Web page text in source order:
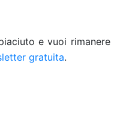
e vuoi
gratuita.